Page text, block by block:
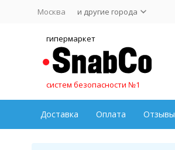
Москва и другие города
гипермаркет
систем безопасности №1
Доставка Оплата Отзывы